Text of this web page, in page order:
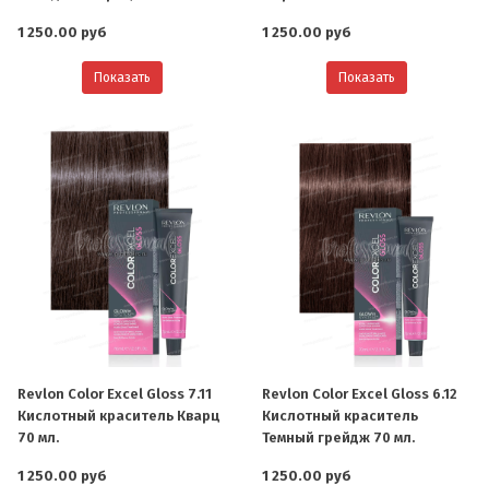
1 250.00 руб
Показать
1 250.00 руб
Показать
Revlon Color Excel Gloss 7.11
Кислотный краситель Кварц
70 мл.
1 250.00 руб
Revlon Color Excel Gloss 6.12
Кислотный краситель
Темный грейдж 70 мл.
1 250.00 руб